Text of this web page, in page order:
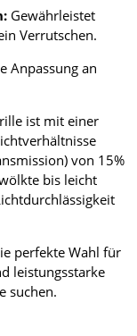
Gewährleistet
Verrutschen.
Anpassung an
ist mit einer
von 15%
bis leicht
perfekte Wahl für
leistungsstarke
suchen.